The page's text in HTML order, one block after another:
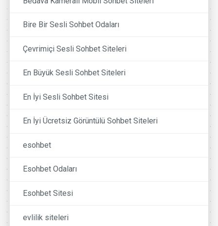
Bire Bir Sesli Sohbet Odaları
Çevrimiçi Sesli Sohbet Siteleri
En Büyük Sesli Sohbet Siteleri
En İyi Sesli Sohbet Sitesi
En İyi Ücretsiz Görüntülü Sohbet Siteleri
esohbet
Esohbet Odaları
Esohbet Sitesi
evlilik siteleri